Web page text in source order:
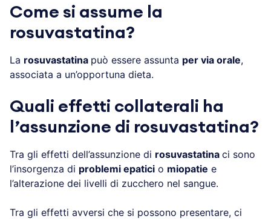
Come si assume la
rosuvastatina?
La rosuvastatina può essere assunta per via orale,
associata a un’opportuna dieta.
Quali effetti collaterali ha
l’assunzione di rosuvastatina?
Tra gli effetti dell’assunzione di rosuvastatina ci sono
l’insorgenza di problemi epatici o miopatie e
l’alterazione dei livelli di zucchero nel sangue.
Tra gli effetti avversi che si possono presentare, ci